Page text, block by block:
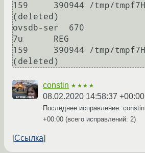
159     390944 /tmp/
(deleted)
ovsdb-ser  670
7u      REG
159     390944 /tmp/
constin ★★★★
08.02.2020 14:58:37 +00:00
Последнее исправление: constin
+00:00 (всего исправлений: 2)
Ссылка